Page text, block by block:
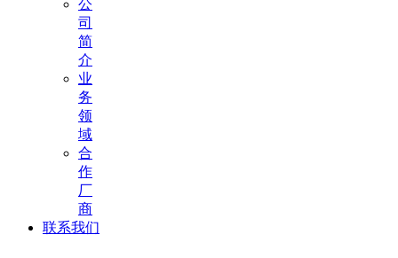
公
司
简
介
业
务
领
域
合
作
厂
商
联系我们